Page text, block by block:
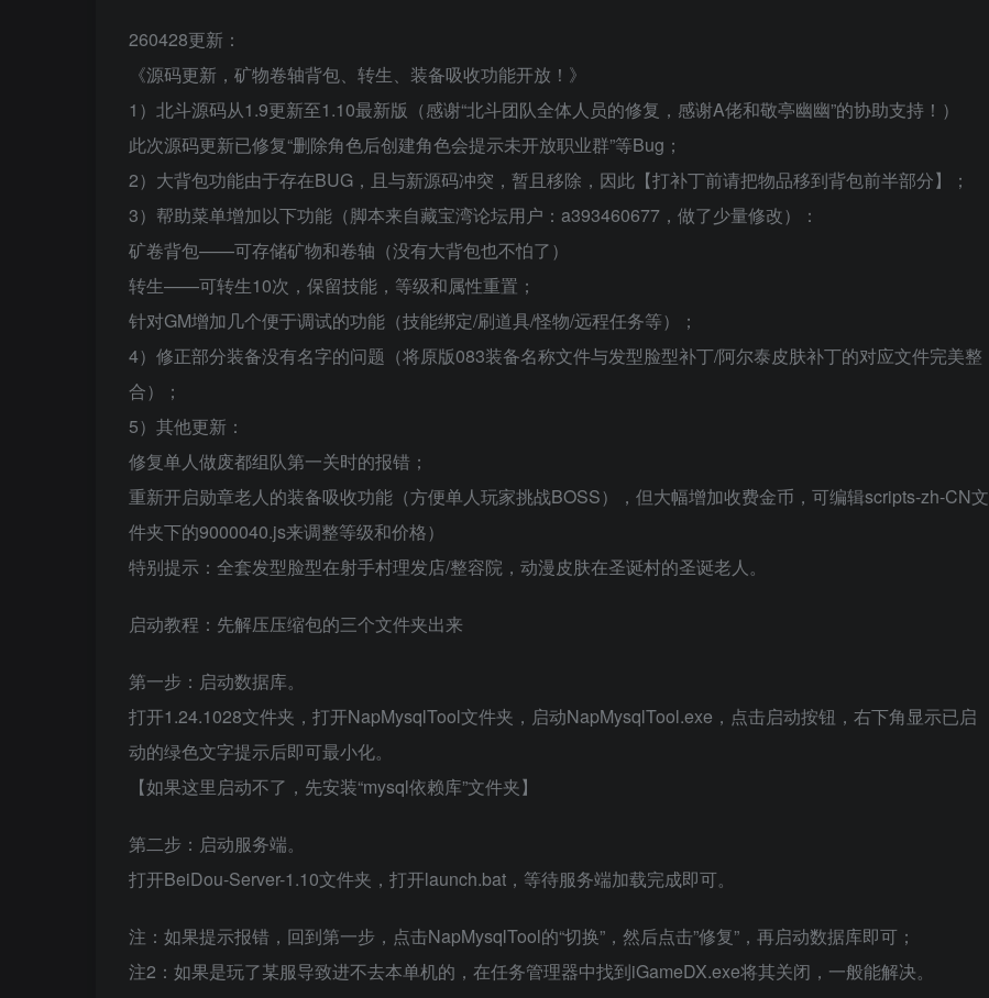
260428更新：
《源码更新，矿物卷轴背包、转生、装备吸收功能开放！》
1）北斗源码从1.9更新至1.10最新版（感谢“北斗团队全体人员的修复，感谢A佬和敬亭幽幽”的协助支持！）
此次源码更新已修复“删除角色后创建角色会提示未开放职业群”等Bug；
2）大背包功能由于存在BUG，且与新源码冲突，暂且移除，因此【打补丁前请把物品移到背包前半部分】；
3）帮助菜单增加以下功能（脚本来自藏宝湾论坛用户：a393460677，做了少量修改）：
矿卷背包——可存储矿物和卷轴（没有大背包也不怕了）
转生——可转生10次，保留技能，等级和属性重置；
针对GM增加几个便于调试的功能（技能绑定/刷道具/怪物/远程任务等）；
4）修正部分装备没有名字的问题（将原版083装备名称文件与发型脸型补丁/阿尔泰皮肤补丁的对应文件完美整
合）；
5）其他更新：
修复单人做废都组队第一关时的报错；
重新开启勋章老人的装备吸收功能（方便单人玩家挑战BOSS），但大幅增加收费金币，可编辑scripts-zh-CN文
件夹下的9000040.js来调整等级和价格）
特别提示：全套发型脸型在射手村理发店/整容院，动漫皮肤在圣诞村的圣诞老人。
启动教程：先解压压缩包的三个文件夹出来
第一步：启动数据库。
打开1.24.1028文件夹，打开NapMysqlTool文件夹，启动NapMysqlTool.exe，点击启动按钮，右下角显示已启
动的绿色文字提示后即可最小化。
【如果这里启动不了，先安装“mysql依赖库”文件夹】
第二步：启动服务端。
打开BeiDou-Server-1.10文件夹，打开launch.bat，等待服务端加载完成即可。
注：如果提示报错，回到第一步，点击NapMysqlTool的“切换”，然后点击”修复”，再启动数据库即可；
注2：如果是玩了某服导致进不去本单机的，在任务管理器中找到iGameDX.exe将其关闭，一般能解决。